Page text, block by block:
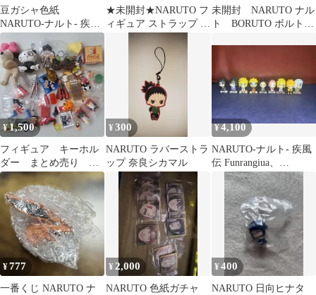
豆ガシャ色紙
NARUTO-ナルト- 疾風
伝 第二弾 うちはイタ
チ ガシャポン
★未開封★NARUTO フ
ィギュア ストラップ 4
種セット
未開封 NARUTO ナル
ト BORUTO ボルト
¥1,500
フィギュア キーホル
ダー まとめ売り ス
ラムダンク ナルト
ガチャ ソフビ
¥300
NARUTO ラバーストラ
ップ 奈良シカマル
¥4,100
NARUTO-ナルト- 疾風
伝 Funrangiua、
Funrangiua2
¥777
一番くじ NARUTO ナ
¥ 2,000
NARUTO 色紙ガチャ
¥400
NARUTO 日向ヒナタ